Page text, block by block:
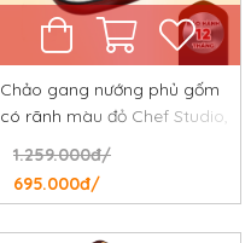
Chảo gang nướng phủ gốm
có rãnh màu đỏ Chef Studio,
đường kính 24 cm
1.259.000đ/
695.000đ/